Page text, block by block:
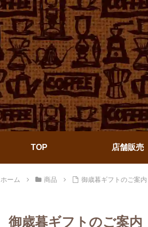
TOP 店舗販売
ホーム 商品 御歳暮ギフトのご案内
御歳暮ギフトのご案内